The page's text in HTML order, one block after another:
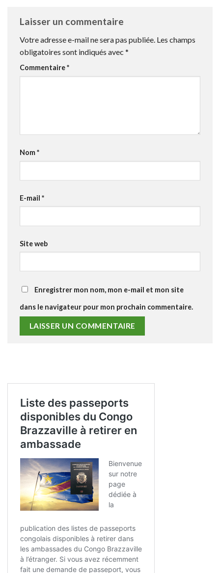
Laisser un commentaire
Votre adresse e-mail ne sera pas publiée. Les champs
obligatoires sont indiqués avec *
Commentaire*
Nom*
E-mail *
Site web
Enregistrer mon nom, mon e-mail et mon site
dans le navigateur pour mon prochain commentaire.